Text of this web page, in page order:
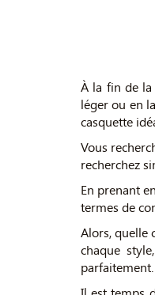
À la fin de la
léger ou en
casquette
Vous
recherchez
En prenant
termes de
Alors, quelle
chaque
parfaitement.